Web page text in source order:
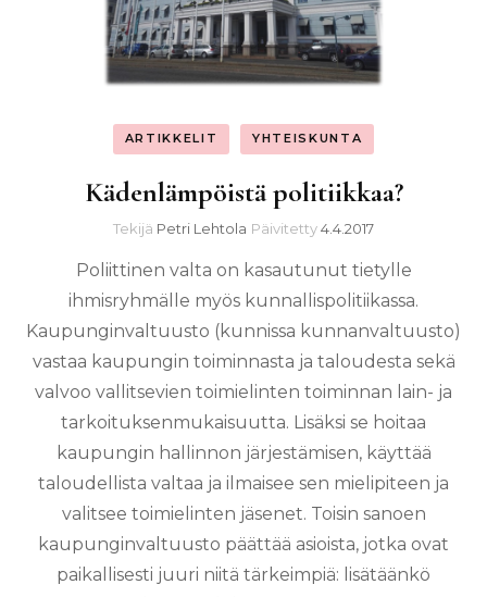
ARTIKKELIT YHTEISKUNTA
Kädenlämpöistä politiikkaa?
Tekijä Petri Lehtola Päivitetty4.4.2017
Poliittinen valta on kasautunut tietylle
ihmisryhmälle myös kunnallispolitiikassa.
Kaupunginvaltuusto (kunnissa kunnanvaltuusto)
vastaa kaupungin toiminnasta ja taloudesta sekä
valvoo vallitsevien toimielinten toiminnan lain- ja
tarkoituksenmukaisuutta. Lisäksi se hoitaa
kaupungin hallinnon järjestämisen, käyttää
taloudellista valtaa ja ilmaisee sen mielipiteen ja
valitsee toimielinten jäsenet. Toisin sanoen
kaupunginvaltuusto päättää asioista, jotka ovat
paikallisesti juuri niitä tärkeimpiä: lisätäänkö